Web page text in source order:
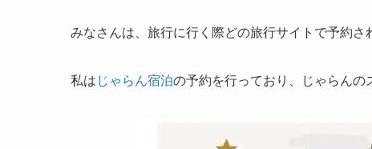
みなさんは、旅行に行く際どの旅行サイトで予約さ
私は じゃらん宿泊の予約を行っており、じゃらんの